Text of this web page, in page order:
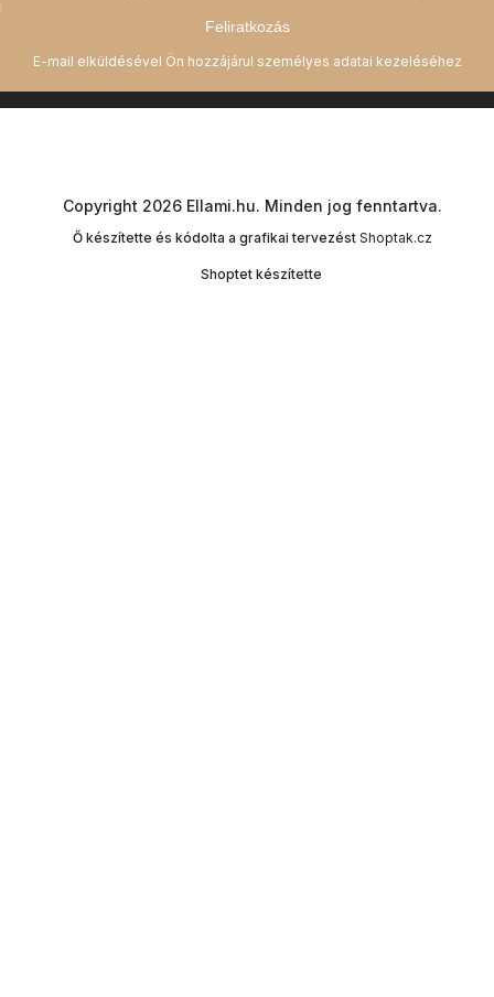
Feliratkozás
Shoptet készítette
Copyright 2026 Ellami.hu. Minden jog fenntartva.
Ő készítette és kódolta a grafikai tervezést Shoptak.cz